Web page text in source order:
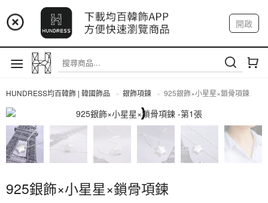
📢 市集預告：9/4-9/6 淡水捷運站
📢 市集預告：9/12-9/13 八里海巡基地
📢 市集預告：8/22-8/23 桃園青埔置地廣場
開啟
註冊 我的帳戶
HUNDRESS均百韓飾 | 韓國飾品 銀飾項鍊 925銀飾×小星星×鎖骨項鍊
全部商品
925銀飾×小星星×鎖骨項鍊